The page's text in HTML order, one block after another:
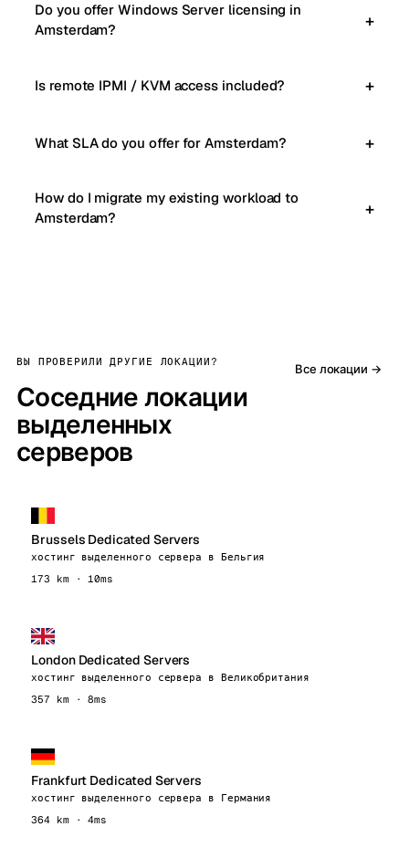
Do you offer Windows Server licensing in
Amsterdam?
Is remote IPMI / KVM access included?
What SLA do you offer for Amsterdam?
How do I migrate my existing workload to
Amsterdam?
ВЫ ПРОВЕРИЛИ ДРУГИЕ ЛОКАЦИИ?
Соседние локации
выделенных
серверов
Все локации →
Brussels Dedicated Servers
хостинг выделенного сервера в Бельгия
173 km · 10ms
London Dedicated Servers
хостинг выделенного сервера в Великобритания
357 km · 8ms
Frankfurt Dedicated Servers
хостинг выделенного сервера в Германия
364 km · 4ms